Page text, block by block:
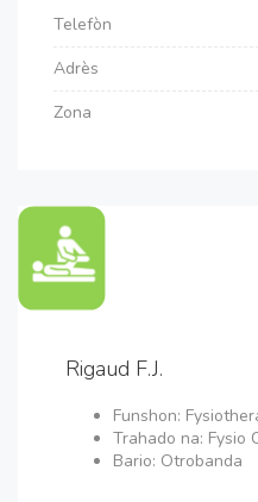
Telefòn
Adrès
Zona
Rigaud F.J.
Funshon:
Trahado na: Fysio
Bario: Otrobanda